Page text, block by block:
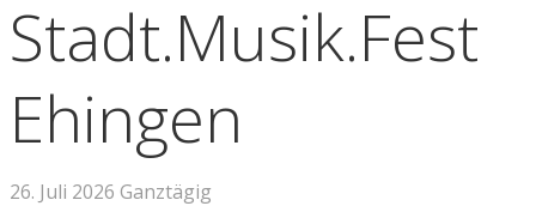
Stadt.Musik.Fest
Ehingen
26. Juli 2026 Ganztägig